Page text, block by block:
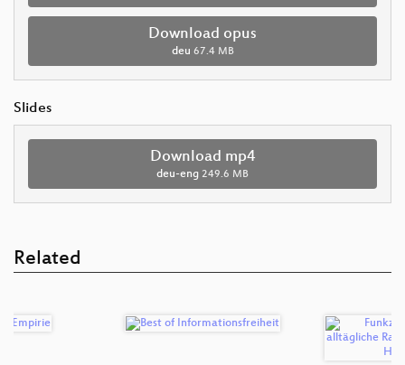
Download opus
deu 67.4 MB
Slides
Download mp4
deu-eng 249.6 MB
Related